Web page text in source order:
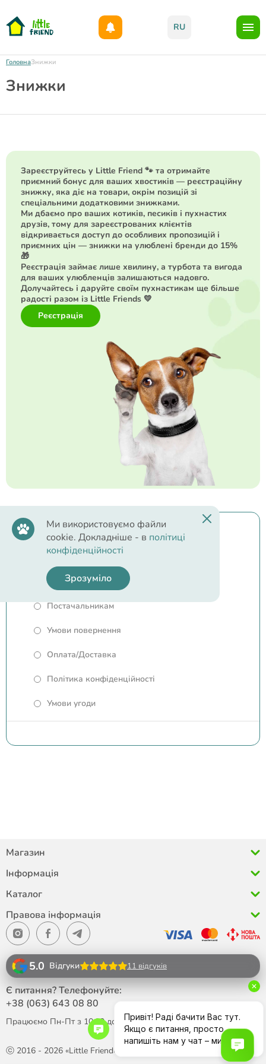
RU
ГоловнаЗнижки
Знижки
Інтернет-зоомагазин Lfriend.com.ua Київ
Відгуки про магазин
Знижки
Постачальникам
Умови повернення
Оплата/Доставка
Політика конфіденційності
Умови угоди
Зареєструйтесь у Little Friend 🐾 та отримайте
приємний бонус для ваших хвостиків — реєстраційну
знижку, яка діє на товари, окрім позицій зі
спеціальними додатковими знижками.
Ми дбаємо про ваших котиків, песиків і пухнастих
друзів, тому для зареєстрованих клієнтів
відкривається доступ до особливих пропозицій і
приємних цін — знижки на улюблені бренди до 15%
🎁
Реєстрація займає лише хвилину, а турбота та вигода
для ваших улюбленців залишаються надовго.
Долучайтесь і даруйте своїм пухнастикам ще більше
радості разом із Little Friends 💛
Реєстрація
Магазин
Інформація
Каталог
Правова інформація
ⓒ 2016 - 2026 «Little Friend»
5.0 Відгуки 11 відгуків
Є питання? Телефонуйте:
+38 (063) 643 08 80
Працюємо Пн-Пт з 10:00 до 18:00
Ми використовуємо файли
cookie. Докладніше - в політиці
конфіденційності
Зрозуміло